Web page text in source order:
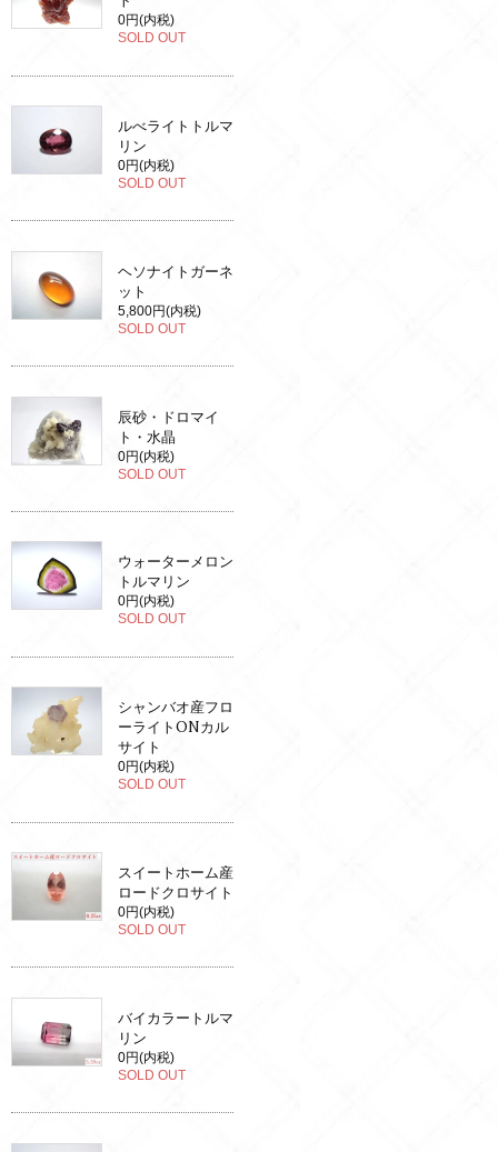
0円(内税)
SOLD OUT
ルべライトトルマ
リン
0円(内税)
SOLD OUT
ヘソナイトガーネ
ット
5,800円(内税)
SOLD OUT
辰砂・ドロマイ
ト・水晶
0円(内税)
SOLD OUT
ウォーターメロン
トルマリン
0円(内税)
SOLD OUT
シャンバオ産フロ
ーライトONカル
サイト
0円(内税)
SOLD OUT
スイートホーム産
ロードクロサイト
0円(内税)
SOLD OUT
バイカラートルマ
リン
0円(内税)
SOLD OUT